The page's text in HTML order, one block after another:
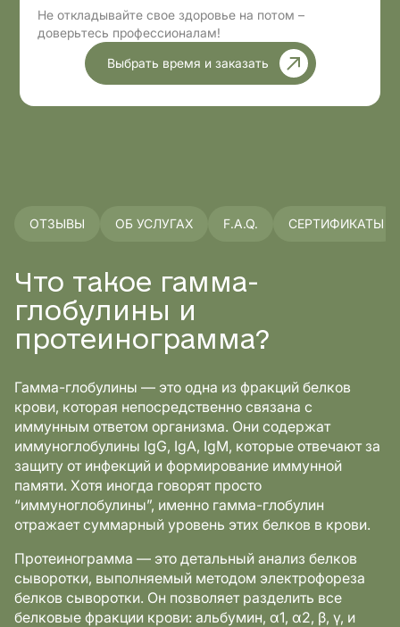
Не откладывайте свое здоровье на потом –
доверьтесь профессионалам!
Выбрать время и заказать
ОТЗЫВЫ ОБ УСЛУГАХ F.A.Q. СЕРТИФИКАТЫ
Что такое гамма-
глобулины и
протеинограмма?
Гамма-глобулины — это одна из фракций белков
крови, которая непосредственно связана с
иммунным ответом организма. Они содержат
иммуноглобулины IgG, IgA, IgM, которые отвечают за
защиту от инфекций и формирование иммунной
памяти. Хотя иногда говорят просто
“иммуноглобулины”, именно гамма-глобулин
отражает суммарный уровень этих белков в крови.
Протеинограмма — это детальный анализ белков
сыворотки, выполняемый методом электрофореза
белков сыворотки. Он позволяет разделить все
белковые фракции крови: альбумин, α1, α2, β, γ, и